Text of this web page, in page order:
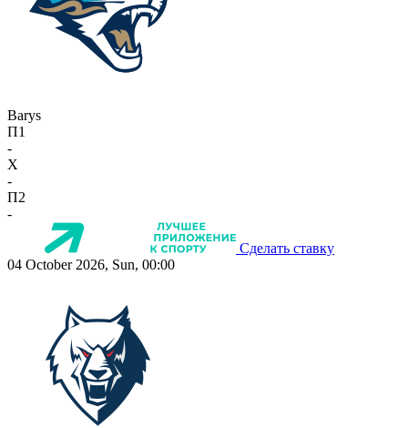
Barys
П1
-
X
-
П2
-
Сделать ставку
04 October 2026, Sun, 00:00